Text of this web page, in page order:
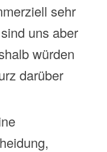
sehr
uns aber
würden
darüber